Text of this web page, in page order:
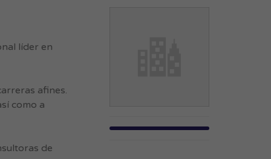
líder en
afines.
como a
de